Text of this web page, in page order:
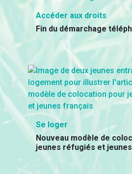
Accéder aux droits
Fin du démarchage
Se loger
Nouveau modèle de
jeunes réfugiés et